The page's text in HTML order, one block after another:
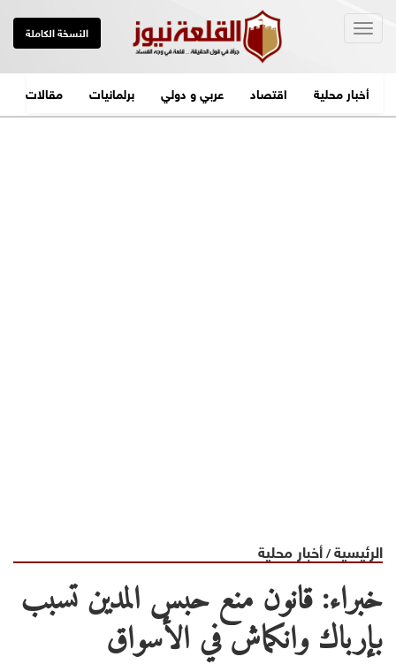
النسخة الكاملة
أخبار محلية اقتصاد عربي و دولي برلمانيات مقالات
الرئيسية/أخبار محلية
خبراء: قانون منع حبس المدين تسبب
بإرباك وانكماش في الأسواق